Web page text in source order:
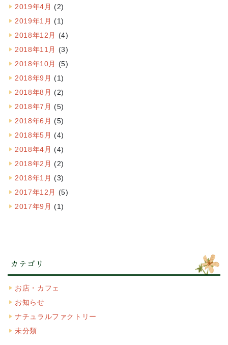
2019年4月 (2)
2019年1月 (1)
2018年12月 (4)
2018年11月 (3)
2018年10月 (5)
2018年9月 (1)
2018年8月 (2)
2018年7月 (5)
2018年6月 (5)
2018年5月 (4)
2018年4月 (4)
2018年2月 (2)
2018年1月 (3)
2017年12月 (5)
2017年9月 (1)
カテゴリ
お店・カフェ
お知らせ
ナチュラルファクトリー
未分類